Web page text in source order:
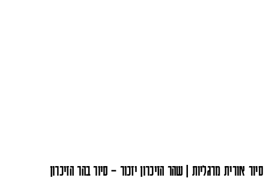
סיור אורית מרגליות | שהר הזיכרון יזכור – סיור בהר הזיכרון